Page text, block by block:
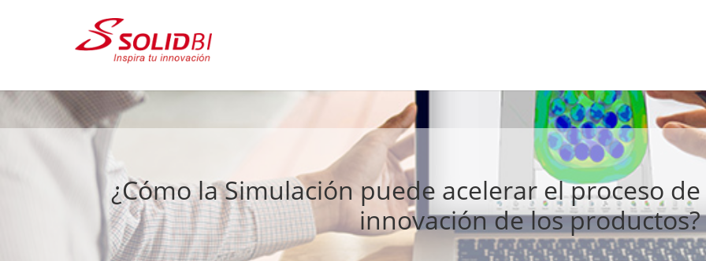
¿Cómo la Simulación puede acelerar el proceso
innovación de los productos?